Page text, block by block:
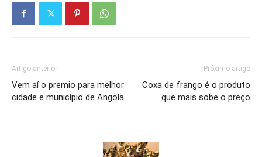
Artigo anterior
Vem aí o premio para melhor
cidade e município de Angola
Próximo artigo
Coxa de frango é o produto
que mais sobe o preço